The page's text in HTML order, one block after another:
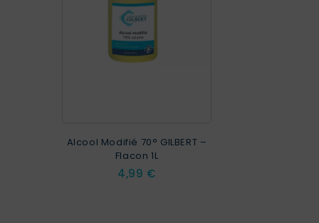
Alcool Modifié 70° GILBERT –
Flacon 1L
Prix
4,99 €